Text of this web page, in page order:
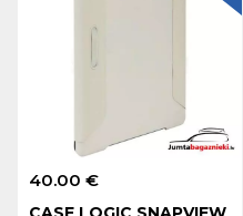
40.00 €